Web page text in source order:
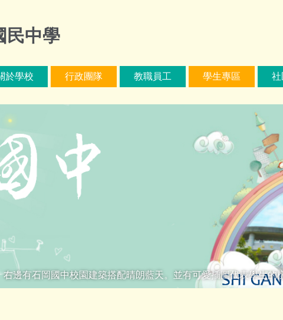
民中學
於學校 行政團隊 教職員工 學生專區 社
邊有石岡國中校園建築搭配晴朗藍天。並有可愛插圖代表學生的